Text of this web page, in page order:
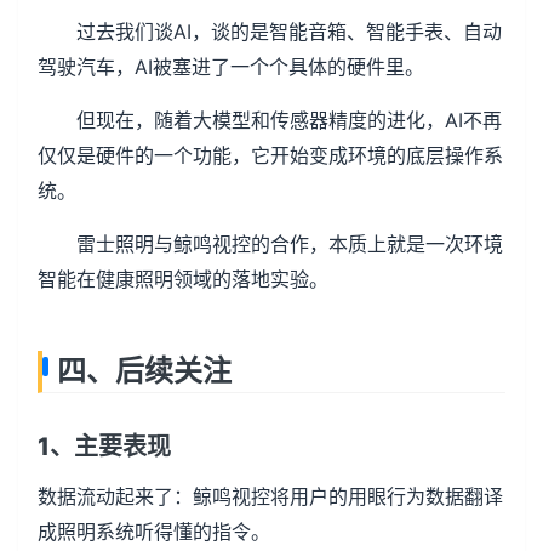
过去我们谈AI，谈的是智能音箱、智能手表、自动
驾驶汽车，AI被塞进了一个个具体的硬件里。
但现在，随着大模型和传感器精度的进化，AI不再
仅仅是硬件的一个功能，它开始变成环境的底层操作系
统。
雷士照明与鲸鸣视控的合作，本质上就是一次环境
智能在健康照明领域的落地实验。
四、后续关注
1、主要表现
数据流动起来了：鲸鸣视控将用户的用眼行为数据翻译
成照明系统听得懂的指令。